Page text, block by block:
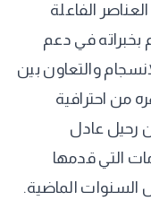
الفاعلة
في دعم
والتعاون بين
من احترافية
رحيل عادل
التي قدمها
السنوات الماضية.